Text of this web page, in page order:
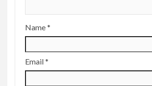
Name*
Email*